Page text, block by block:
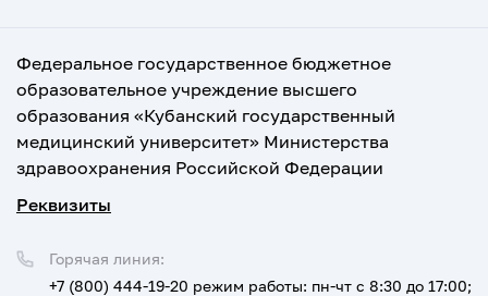
Федеральное государственное бюджетное
образовательное учреждение высшего
образования «Кубанский государственный
медицинский университет» Министерства
здравоохранения Российской Федерации
Реквизиты
Горячая линия:
+7 (800) 444-19-20 режим работы: пн-чт с 8:30 до 17:00;